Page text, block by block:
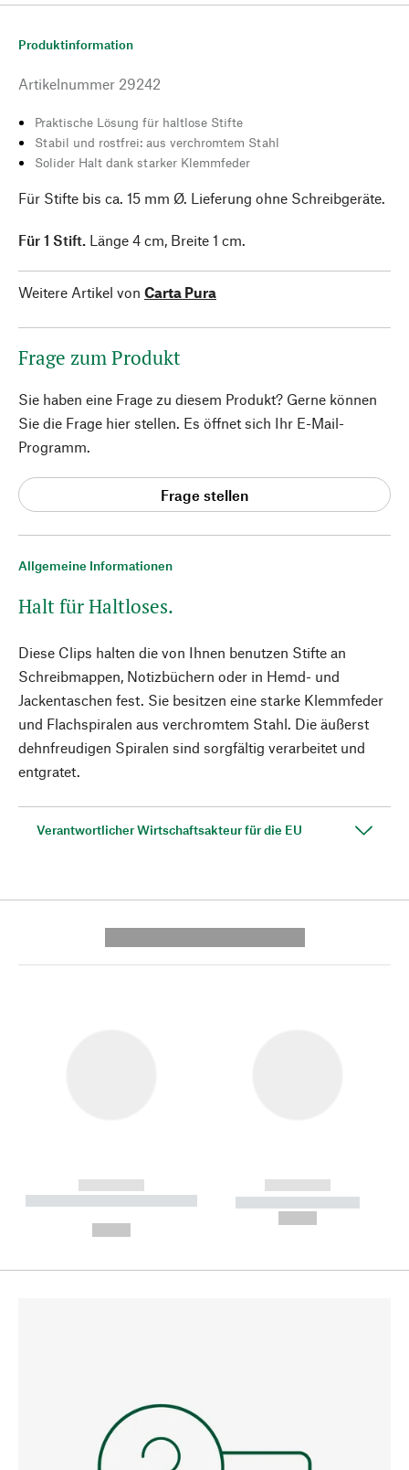
Allgemeine Informationen
Halt für Haltloses.
Diese Clips halten die von Ihnen benutzen Stifte an
Schreibmappen, Notizbüchern oder in Hemd- und
Jackentaschen fest. Sie besitzen eine starke Klemmfeder
und Flachspiralen aus verchromtem Stahl. Die äußerst
dehnfreudigen Spiralen sind sorgfältig verarbeitet und
entgratet.
Verantwortlicher Wirtschaftsakteur für die EU
Produktinformation
Artikelnummer 29242
Praktische Lösung für haltlose Stifte
Stabil und rostfrei: aus verchromtem Stahl
Solider Halt dank starker Klemmfeder
Für Stifte bis ca. 15 mm Ø. Lieferung ohne Schreibgeräte.
Für 1 Stift. Länge 4 cm, Breite 1 cm.
Weitere Artikel von Carta Pura
Frage zum Produkt
Sie haben eine Frage zu diesem Produkt? Gerne können
Sie die Frage hier stellen. Es öffnet sich Ihr E-Mail-
Programm.
Frage stellen
------------
----------- ----------- --------
------------
----------- -----------